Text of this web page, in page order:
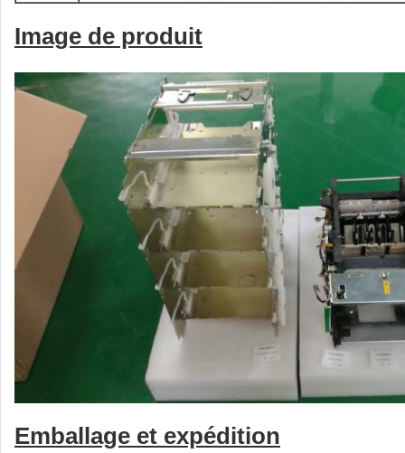
Image de produit
Emballage et expédition